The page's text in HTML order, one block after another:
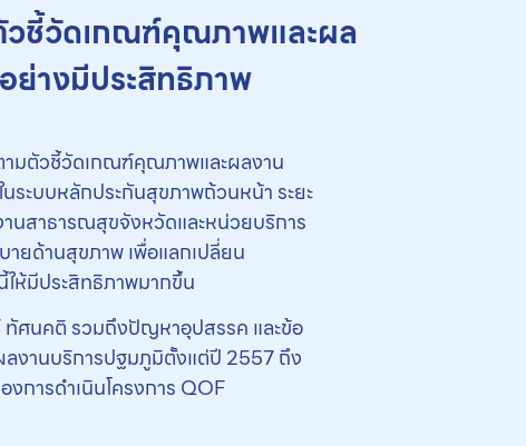
วชี้วัดเกณฑ์คุณภาพและผล
ย่างมีประสิทธิภาพ
ามตัวชี้วัดเกณฑ์คุณภาพและผลงาน
ะบบหลักประกันสุขภาพถ้วนหน้า ระยะ
นสาธารณสุขจังหวัดและหน่วยบริการ
ายด้านสุขภาพ เพื่อแลกเปลี่ยน
ห้มีประสิทธิภาพมากขึ้น
ศนคติ รวมถึงปัญหาอุปสรรค และข้อ
งานบริการปฐมภูมิตั้งแต่ปี 2557 ถึง
การดำเนินโครงการ QOF